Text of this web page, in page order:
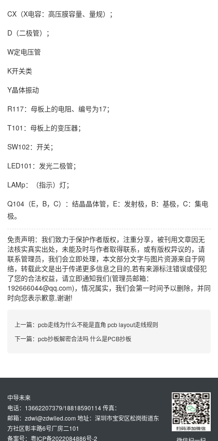
CX（X电容：高压膜容量、量规）；
D（二极管）；
W定电压管
K开关类
Y晶体振动
R117：母板上的电阻、编号为17；
T101：母板上的变压器；
SW102：开关；
LED101：发光二极管；
LAMp：（指示）灯；
Q104（E，B，C）：结晶晶体管，E：发射极，B：基极，C：集电
极。
免责声明：我们致力于保护作者版权，注重分享，被刊用文章因无
法核实真实出处，未能及时与作者取得联系，或有版权异议的，请
联系管理员，我们会立即处理，本文部分文字与图片资源来自于网
络，转载此文是出于传递更多信息之目的,若有来源标注错误或侵犯
了您的合法权益，请立即通知我们(管理员邮箱：
192666044@qq.com)，情况属实，我们会第一时间予以删除，并同
时向您表示歉意,谢谢!
上一篇： pcb走线为什么不能是直角 pcb layout走线规则
下一篇： pcb抄板解密合法吗 什么是PCB抄板
中导未来
电话：13662207379/18818590114 传真：
邮箱：zdwl@zdwlled.com 地址：深圳市宝安区松岗街道东
方社区彰丰路6号厂房二101
备案号：粤ICP备2022084886号-2